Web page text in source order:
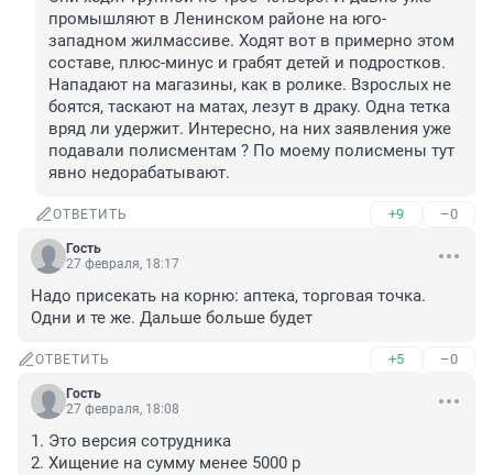
промышляют в Ленинском районе на юго-
западном жилмассиве. Ходят вот в примерно этом
составе, плюс-минус и грабят детей и подростков.
Нападают на магазины, как в ролике. Взрослых не
боятся, таскают на матах, лезут в драку. Одна тетка
вряд ли удержит. Интересно, на них заявления уже
подавали полисментам ? По моему полисмены тут
явно недорабатывают.
ОТВЕТИТЬ +9 –0
Гость
27 февраля, 18:17
Надо присекать на корню: аптека, торговая точка.
Одни и те же. Дальше больше будет
ОТВЕТИТЬ +5 –0
Гость
27 февраля, 18:08
1. Это версия сотрудника
2. Хищение на сумму менее 5000 р